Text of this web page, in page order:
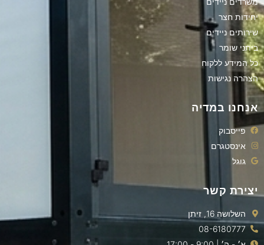
יחידות חצר
שירותים ניידים
ביתני שומר
כל המידע ללקוח
הצהרה נגישות
אנחנו במדיה
פייסבוק
אינסטגרם
גוגל
יצירת קשר
השלושה 16, זיתן
08-6180777